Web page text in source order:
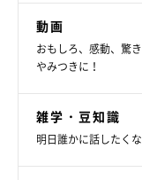
動画
おもしろ、感動、驚
やみつきに！
雑学・豆知識
明日誰かに話したく